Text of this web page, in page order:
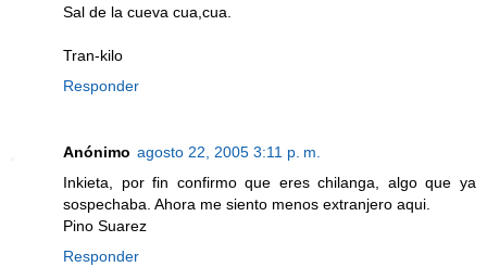
Sal de la cueva cua,cua.
Tran-kilo
Responder
Anónimo agosto 22, 2005 3:11 p. m.
Inkieta, por fin confirmo que eres chilanga, algo que ya
sospechaba. Ahora me siento menos extranjero aqui.
Pino Suarez
Responder